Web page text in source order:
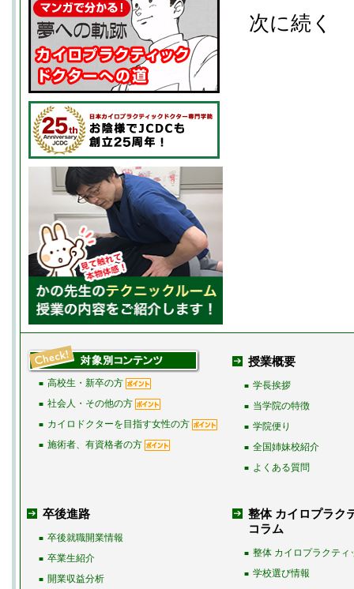
次に続く
■ 高校生・新卒の方
■ 社会人・その他の方
■ カイロドクターを目指す女性の方
■ 施術者、有資格者の方
授業概要
■ 学長挨拶
■ 当学院の特徴
■ 学院便り
■ 全国姉妹校紹介
■ よくある質問
卒後進路
■ 卒後就職開業情報
■ 卒業生紹介
■ 開業収益分析
整体 カイロプラク
コラム
■ 整体 カイロプラクティ
■ 学校選び情報